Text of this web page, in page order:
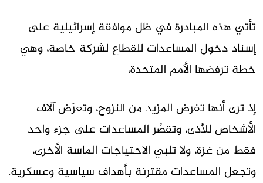
تأتي هذه المبادرة في ظل موافقة إسرائيلية على
إسناد دخول المساعدات للقطاع لشركة خاصة، وهي
خطة ترفضها الأمم المتحدة،
إذ ترى أنها تفرض المزيد من النزوح، وتعرّض آلاف
الأشخاص للأذى، وتقصُر المساعدات على جزء واحد
فقط من غزة، ولا تلبي الاحتياجات الماسة الأخرى،
وتجعل المساعدات مقترنة بأهداف سياسية وعسكرية.